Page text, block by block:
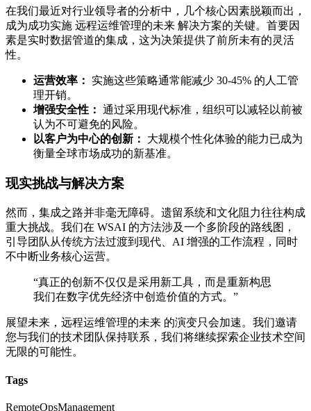
在我们最近对行业领导者的分析中，几个核心因素脱颖而出，
成为成功实施 远程运维管理的未来 解决方案的关键。首要因
素是实时数据管道的集成，这为决策提供了前所未有的灵活
性。
运营效率：
实施这些策略通常能减少 30-45% 的人工管
理开销。
增强安全性： 通过采用现代标准，组织可以减轻以前被
认为不可避免的风险。
以客户为中心的创新：
大规模个性化体验的能力已成为
衡量全球市场成功的新基准。
现实挑战与解决方案
然而，集成之路并非毫无障碍。遗留系统和文化阻力往往构成
重大挑战。我们在 WSAI 的方法涉及一个多阶段的路线图，
引导团队从传统方法过渡到现代、AI 增强的工作流程，同时
不中断业务核心运营。
“真正的创新不仅仅是采用新工具，而是重新构思
我们在数字优先经济中创造价值的方式。”
展望未来，远程运维管理的未来 的演变只会加速。我们邀请
您与我们的技术团队保持联系，我们将继续探索企业技术空间
无限的可能性。
Tags
RemoteOpsManagement